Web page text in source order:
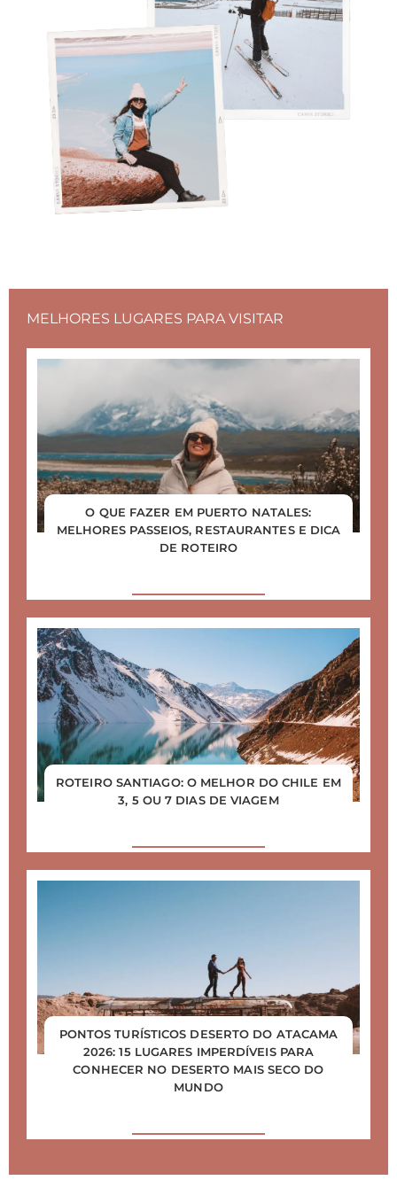
MELHORES LUGARES PARA VISITAR
O QUE FAZER EM PUERTO NATALES:
MELHORES PASSEIOS, RESTAURANTES E DICA
DE ROTEIRO
ROTEIRO SANTIAGO: O MELHOR DO CHILE EM
3, 5 OU 7 DIAS DE VIAGEM
PONTOS TURÍSTICOS DESERTO DO ATACAMA
2026: 15 LUGARES IMPERDÍVEIS PARA
CONHECER NO DESERTO MAIS SECO DO
MUNDO